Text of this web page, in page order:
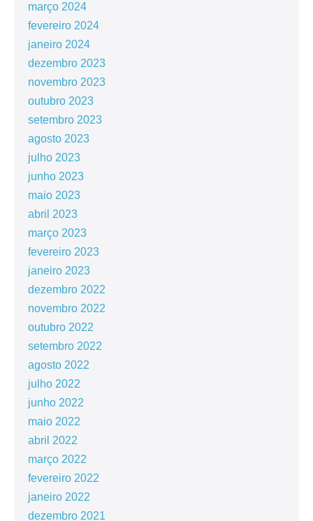
março 2024
fevereiro 2024
janeiro 2024
dezembro 2023
novembro 2023
outubro 2023
setembro 2023
agosto 2023
julho 2023
junho 2023
maio 2023
abril 2023
março 2023
fevereiro 2023
janeiro 2023
dezembro 2022
novembro 2022
outubro 2022
setembro 2022
agosto 2022
julho 2022
junho 2022
maio 2022
abril 2022
março 2022
fevereiro 2022
janeiro 2022
dezembro 2021